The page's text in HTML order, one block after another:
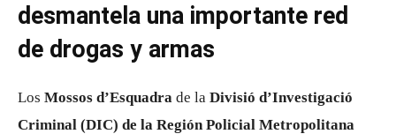
desmantela una importante red
de drogas y armas
Los Mossos d’Esquadra de la Divisió d’Investigació
Criminal (DIC) de la Región Policial Metropolitana